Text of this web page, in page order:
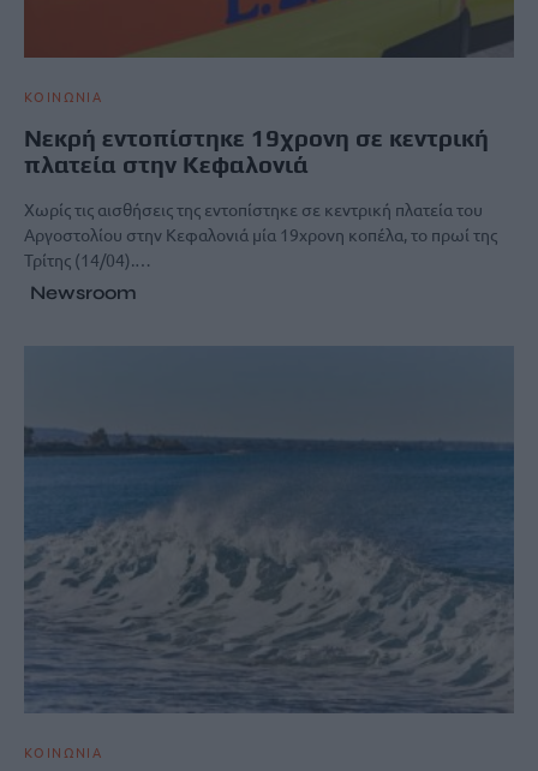
ΚΟΙΝΩΝΙΑ
Νεκρή εντοπίστηκε 19χρονη σε κεντρική
πλατεία στην Κεφαλονιά
Χωρίς τις αισθήσεις της εντοπίστηκε σε κεντρική πλατεία του
Αργοστολίου στην Κεφαλονιά μία 19χρονη κοπέλα, το πρωί της
Τρίτης (14/04).…
Newsroom
ΚΟΙΝΩΝΙΑ